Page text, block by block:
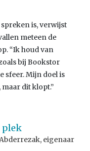
is, verwijst
meteen de
“Ik houd van
bij Bookstor
sfeer. Mijn doel is
dit klopt.”
plek
eigenaar